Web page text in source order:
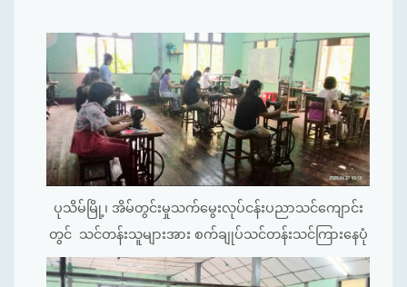
ပုသိမ်မြို့၊ အိမ်တွင်းမှုသက်မွေးလုပ်ငန်းပညာသင်ကျောင်း
တွင် သင်တန်းသူများအား စက်ချုပ်သင်တန်းသင်ကြားနေပုံ